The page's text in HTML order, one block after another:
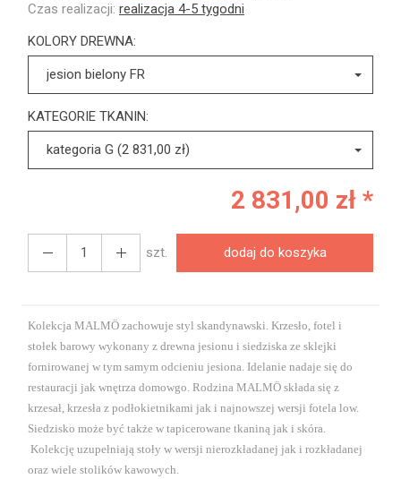
Czas realizacji: realizacja 4-5 tygodni
KOLORY DREWNA:
jesion bielony FR
KATEGORIE TKANIN:
kategoria G (2 831,00 zł)
2 831,00 zł *
szt. dodaj do koszyka
Kolekcja MALMÖ zachowuje styl skandynawski. Krzesło, fotel i
stołek barowy wykonany z drewna jesionu i siedziska ze sklejki
fornirowanej w tym samym odcieniu jesiona. Idelanie nadaje się do
restauracji jak wnętrza domowgo. Rodzina MALMÖ składa się z
krzesał, krzesła z podłokietnikami jak i najnowszej wersji fotela low.
Siedzisko może być także w tapicerowane tkaniną jak i skóra.
Kolekcję uzupełniają stoły w wersji nierozkładanej jak i rozkładanej
oraz wiele stolików kawowych.